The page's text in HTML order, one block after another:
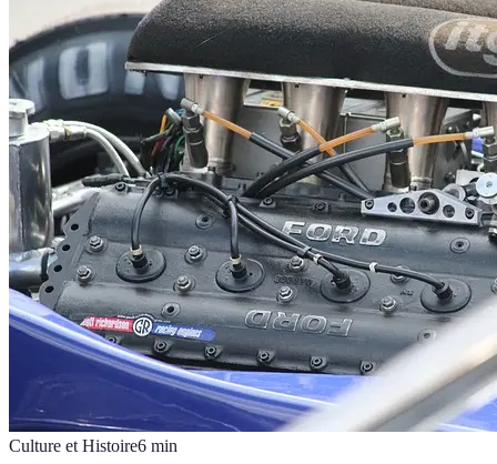
Culture et Histoire6 min